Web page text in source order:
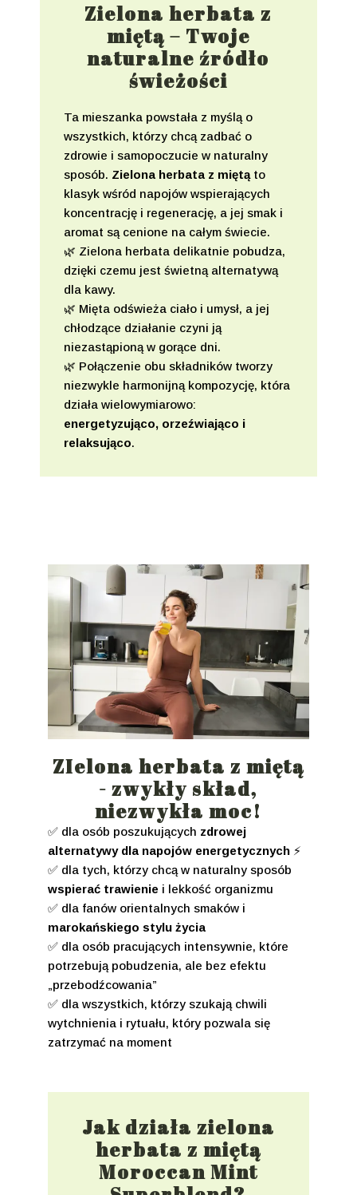
Zielona herbata z
miętą – Twoje
naturalne źródło
świeżości
Ta mieszanka powstała z myślą o
wszystkich, którzy chcą zadbać o
zdrowie i samopoczucie w naturalny
sposób. Zielona herbata z miętą to
klasyk wśród napojów wspierających
koncentrację i regenerację, a jej smak i
aromat są cenione na całym świecie.
🌿 Zielona herbata delikatnie pobudza,
dzięki czemu jest świetną alternatywą
dla kawy.
🌿 Mięta odświeża ciało i umysł, a jej
chłodzące działanie czyni ją
niezastąpioną w gorące dni.
🌿 Połączenie obu składników tworzy
niezwykle harmonijną kompozycję, która
działa wielowymiarowo:
energetyzująco, orzeźwiająco i
relaksująco.
ZIelona herbata z miętą
- zwykły skład,
niezwykła moc!
✅ dla osób poszukujących zdrowej
alternatywy dla napojów energetycznych ⚡
✅ dla tych, którzy chcą w naturalny sposób
wspierać trawienie i lekkość organizmu
✅ dla fanów orientalnych smaków i
marokańskiego stylu życia
✅ dla osób pracujących intensywnie, które
potrzebują pobudzenia, ale bez efektu
„przebodźcowania”
✅ dla wszystkich, którzy szukają chwili
wytchnienia i rytuału, który pozwala się
zatrzymać na moment
Jak działa zielona
herbata z miętą
Moroccan Mint